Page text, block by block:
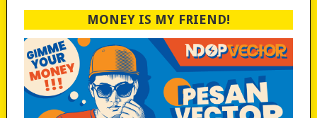
MONEY IS MY FRIEND!